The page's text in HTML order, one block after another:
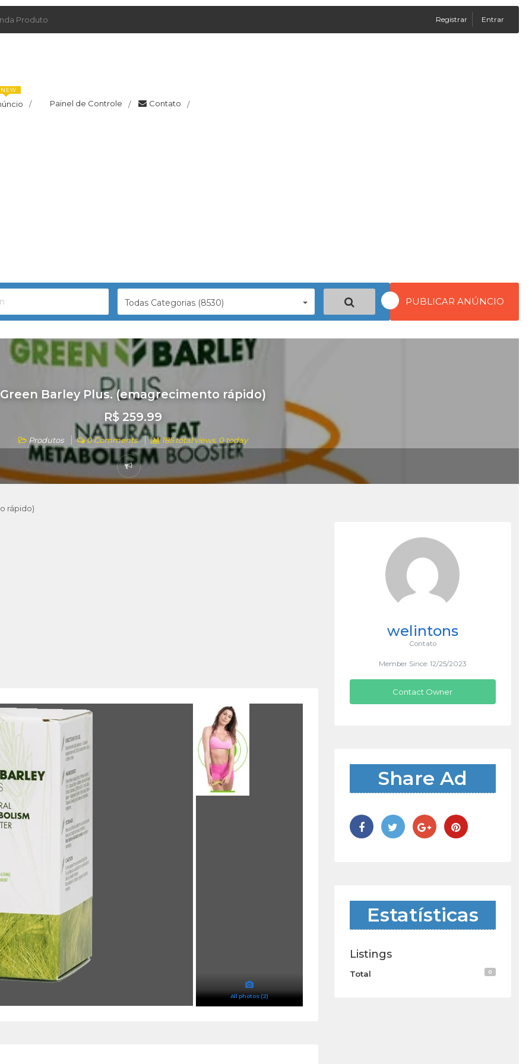
Produto Registrar Entrar
/
NEW
Painel de Controle / Contato /
Todas Categorias (8530) PUBLICAR ANÚNCIO
Green Barley Plus. (emagrecimento rápido)
R$ 259.99
Produtos 0 Comments 185 total views, 0 today
rápido)
All photos (2)
welintons
Contato
Member Since: 12/25/2023
Contact Owner
Share Ad
Estatísticas
Listings
Total 0